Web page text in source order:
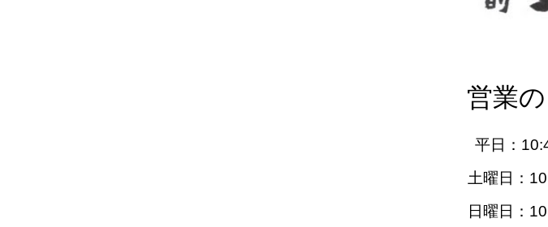
営業
平日：10
土曜日：
日曜日：